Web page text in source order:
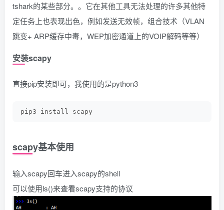
tshark的某些部分。。它在其他工具无法处理的许多其他特
定任务上也表现出色，例如发送无效帧，组合技术（VLAN
跳变+ ARP缓存中毒，WEP加密通道上的VOIP解码等等）
安装scapy
直接pip安装即可，我使用的是python3
pip3 install scapy
scapy基本使用
输入scapy回车进入scapy的shell
可以使用ls()来查看scapy支持的协议